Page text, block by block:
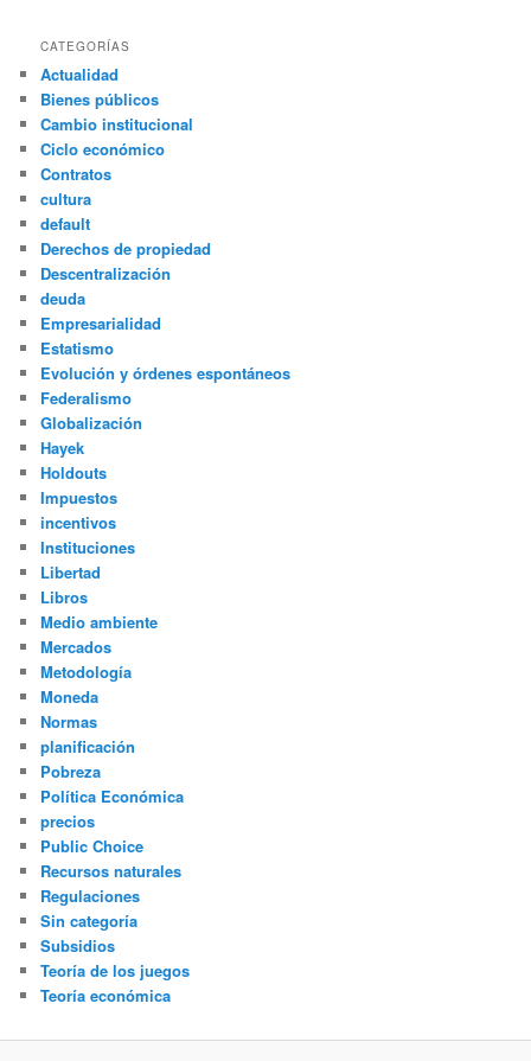
CATEGORÍAS
Actualidad
Bienes públicos
Cambio institucional
Ciclo económico
Contratos
cultura
default
Derechos de propiedad
Descentralización
deuda
Empresarialidad
Estatismo
Evolución y órdenes espontáneos
Federalismo
Globalización
Hayek
Holdouts
Impuestos
incentivos
Instituciones
Libertad
Libros
Medio ambiente
Mercados
Metodología
Moneda
Normas
planificación
Pobreza
Política Económica
precios
Public Choice
Recursos naturales
Regulaciones
Sin categoría
Subsidios
Teoría de los juegos
Teoría económica